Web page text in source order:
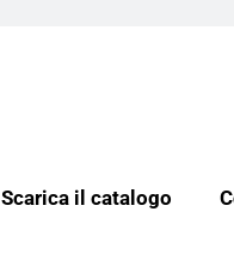
Scarica il catalogo